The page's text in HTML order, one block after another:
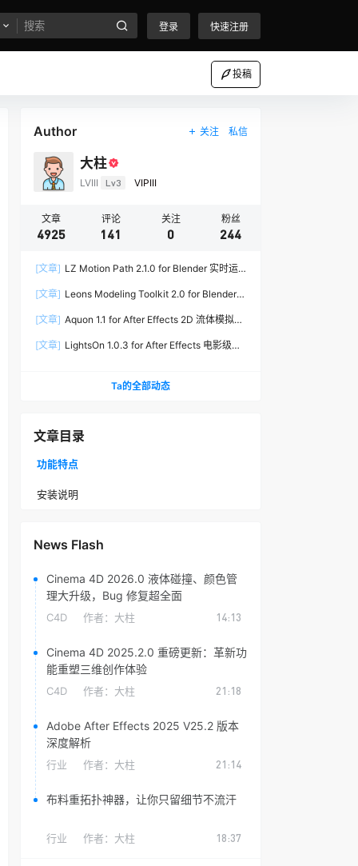
登录 快速注册
投稿
Author 关注 私信
大柱
LVIII Lv3 VIPIII
文章
4925
评论
141
关注
0
粉丝
244
[文章] LZ Motion Path 2.1.0 for Blender 实时运
[文章] Leons Modeling Toolkit 2.0 for Blender
[文章] Aquon 1.1 for After Effects 2D 流体模拟插
[文章] LightsOn 1.0.3 for After Effects 电影级镜
Ta的全部动态
文章目录
功能特点
安装说明
News Flash
Cinema 4D 2026.0 液体碰撞、颜色管
理大升级，Bug 修复超全面
C4D 作者： 大柱 14:13
Cinema 4D 2025.2.0 重磅更新：革新功
能重塑三维创作体验
C4D 作者： 大柱 21:18
Adobe After Effects 2025 V25.2 版本
深度解析
行业 作者： 大柱 21:14
布料重拓扑神器，让你只留细节不流汗
行业 作者： 大柱 18:37